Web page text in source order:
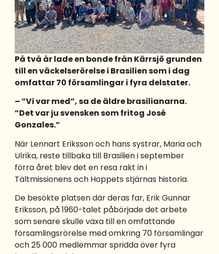
På två år lade en bonde från Kärrsjö grunden
till en väckelserörelse i Brasilien som i dag
omfattar 70 församlingar i fyra delstater.
– ”Vi var med”, sa de äldre brasilianarna.
”Det var ju svensken som fritog José
Gonzales.”
När Lennart Eriksson och hans systrar, Maria och
Ulrika, reste tillbaka till Brasilien i september
förra året blev det en resa rakt in i
Tältmissionens och Hoppets stjärnas historia.
De besökte platsen där deras far, Erik Gunnar
Eriksson, på 1960-talet påbörjade det arbete
som senare skulle växa till en omfattande
församlingsrörelse med omkring 70 församlingar
och 25 000 medlemmar spridda över fyra